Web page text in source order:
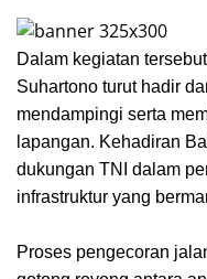
Dalam kegiatan
Suhartono turut hadir
mendampingi serta
lapangan. Kehadiran
dukungan TNI dalam
infrastruktur yang
Proses pengecoran